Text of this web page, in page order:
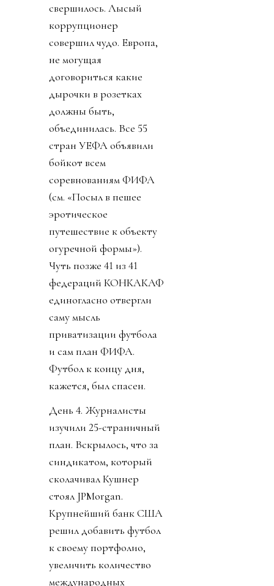
свершилось. Лысый
коррупционер
совершил чудо. Европа,
не могущая
договориться какие
дырочки в розетках
должны быть,
объединилась. Все 55
стран УЕФА объявили
бойкот всем
соревнованиям ФИФА
(см. «Посыл в пешее
эротическое
путешествие к объекту
огуречной формы»).
Чуть позже 41 из 41
федераций КОНКАКАФ
единогласно отвергли
саму мысль
приватизации футбола
и сам план ФИФА.
Футбол к концу дня,
кажется, был спасен.
День 4. Журналисты
изучили 25-страничный
план. Вскрылось, что за
синдикатом, который
сколачивал Кушнер
стоял JPMorgan.
Крупнейший банк США
решил добавить футбол
к своему портфолио,
увеличить количество
международных